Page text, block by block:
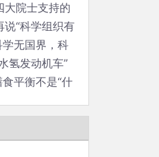
大院士支持的
说“科学组织有
学无国界，科
氢发动机车”
平衡不是“什